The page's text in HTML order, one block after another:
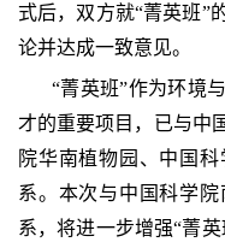
式后，双方就“菁英班”
论并达成一致意见。
“菁英班”作为环境
才的重要项目，已与中
院华南植物园、中国
系。本次与中国科学
系，将进一步增强“菁